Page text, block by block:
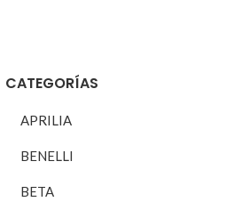
CATEGORÍAS
APRILIA
BENELLI
BETA